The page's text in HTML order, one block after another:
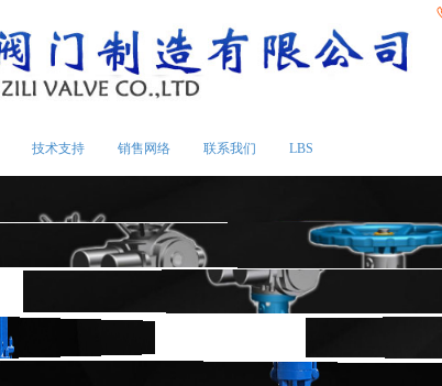
技术支持 销售网络 联系我们 LBS